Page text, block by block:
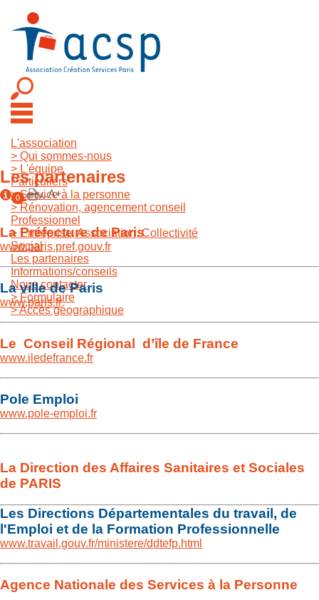
L'association
> Qui sommes-nous
> L'équipe
Particuliers
>Service à la personne
>Rénovation, agencement conseil
Professionnel
> Entreprise, Association, Collectivité
Social
Les partenaires
Informations/conseils
Nous contacter
>Formulaire
>Accès géographique
Les partenaires
0
La Préfecture de Paris
www.paris.pref.gouv.fr
La ville de Paris
www.paris.fr
Le Conseil Régional d’île de France
www.iledefrance.fr
Pole Emploi
www.pole-emploi.fr
La Direction des Affaires Sanitaires et Sociales
de PARIS
Les Directions Départementales du travail, de
l'Emploi et de la Formation Professionnelle
www.travail.gouv.fr/ministere/ddtefp.html
Agence Nationale des Services à la Personne